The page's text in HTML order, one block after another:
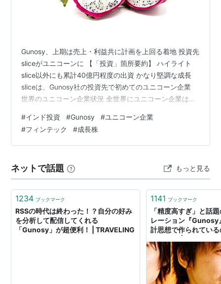
関連記事
http://saiut.com/webservice/gunosy/
情報の新しい流れをつくりたい–東大のエンジニア集
サービス｢Gunosy｣ | ライフハッカー［日本版］
「精度高すぎ」と話題のニュースキュレーション
『Gunosy』は、どんな設計思想で作られているの
か？ - エンジニアtype | 転職type
Gunosy、上期は売上・利益共に計画を上回る着地 投資先
sliceがユニコーンに 【「投資」箇所要約】 ハイライト
slice以外にも累計40億円程度の出資 かなり堅調な成長
sliceは、Gunosy社の投資先で初めてのユニコーン企業
世界のユニコーン企業状況 全世界にユニコーン企業は約
一番多くて全体の19パーセントほど（162社） 2位はIT領
域（139社）で、3位は商取引領域（88社） フィンテッ
ク領域ユニコーン企業は、上場時の時価総額でさらに巨
引所）、Affirm…
#インド投資 #Gunosy #ユニコーン企業
#フィンテック #成長株
ネットで話題 もっと見る
1234 ブックマーク
RSSの時代は終わった！？自分の好み
を分析して配信してくれる
「Gunosy」が超便利！ | TRAVELING
1141 ブックマーク
「精度高すぎ」と話
レーション『Gunosy
計思想で作られてい